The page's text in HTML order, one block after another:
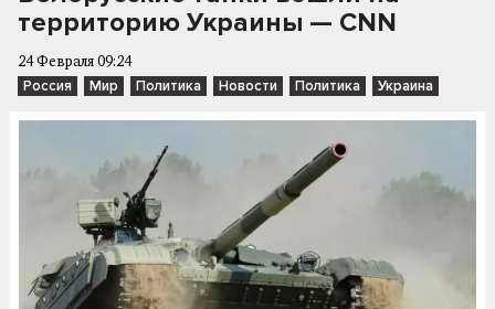
территорию Украины — CNN
24 Февраля 09:24
Россия Мир Политика Новости Политика Украина